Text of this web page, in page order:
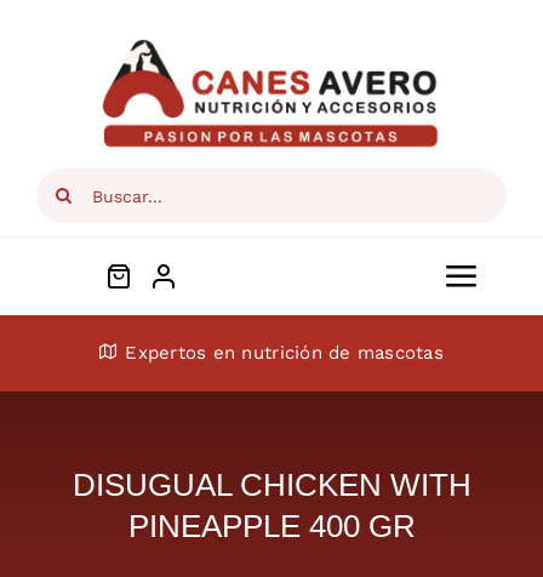
Search
ConócenosExpertos en nutrición de mascotas
DISUGUAL CHICKEN WITH
PINEAPPLE 400 GR